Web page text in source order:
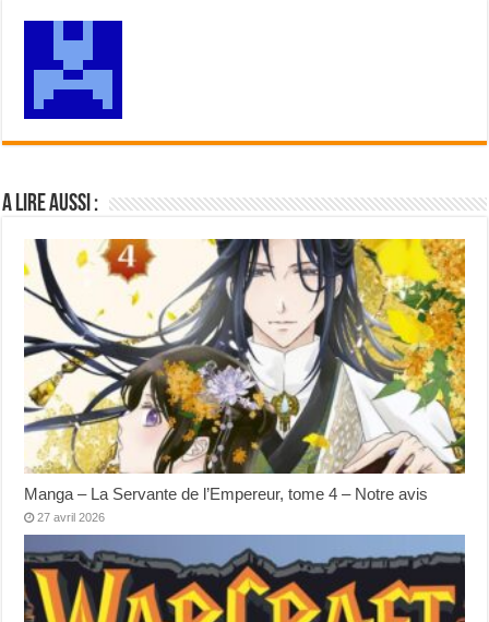
A lire aussi :
Manga – La Servante de l’Empereur, tome 4 – Notre avis
27 avril 2026